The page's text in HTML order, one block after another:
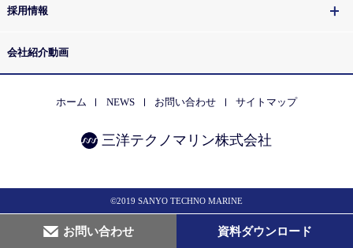
お問い合わせ 資料ダウンロード
三洋テクノマリン株式会社
ホーム NEWS お問い合わせ サイトマップ
採用情報
会社紹介動画
©2019 SANYO TECHNO MARINE